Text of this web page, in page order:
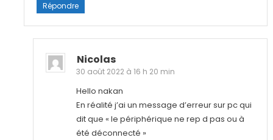
Répondre
Nicolas
30 août 2022 à 16 h 20 min
Hello nakan
En réalité j’ai un message d’erreur sur pc qui
dit que « le périphérique ne rep d pas ou à
été déconnecté »